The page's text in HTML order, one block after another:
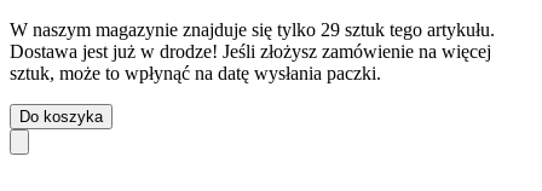
W naszym magazynie znajduje się tylko 29 sztuk tego artykułu.
Dostawa jest już w drodze! Jeśli złożysz zamówienie na więcej
sztuk, może to wpłynąć na datę wysłania paczki.
Do koszyka